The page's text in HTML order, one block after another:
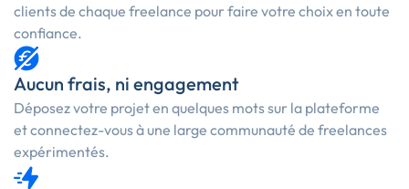
clients de chaque freelance pour faire votre choix en toute
confiance.
Aucun frais, ni engagement
Déposez votre projet en quelques mots sur la plateforme
et connectez-vous à une large communauté de freelances
expérimentés.